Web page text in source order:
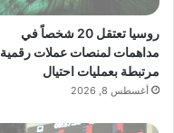
روسيا تعتقل 20 شخصاً في
مداهمات لمنصات عملات رقمية
مرتبطة بعمليات احتيال
أغسطس 8, 2026